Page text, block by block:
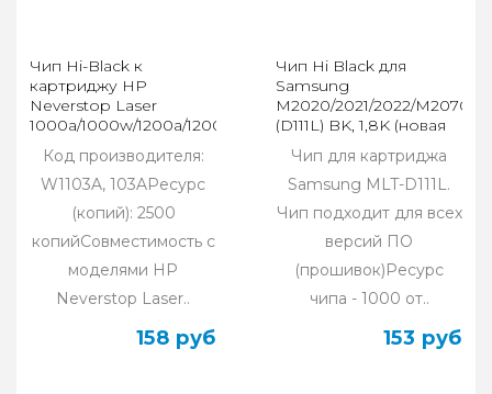
Чип Hi-Black к
картриджу HP
Neverstop Laser
1000a/1000w/1200a/1200w
(W1103A), Bk, 2,5K
Код производителя:
W1103A, 103AРесурс
(копий): 2500
копийСовместимость с
моделями HP
Neverstop Laser..
158 руб
Чип Hi Black для
Samsung
M2020/2021/2022/M2070/
(D111L) BK, 1,8K (новая
прошивка)
Чип для картриджа
Samsung MLT-D111L.
Чип подходит для всех
версий ПО
(прошивок)Ресурс
чипа - 1000 от..
153 руб